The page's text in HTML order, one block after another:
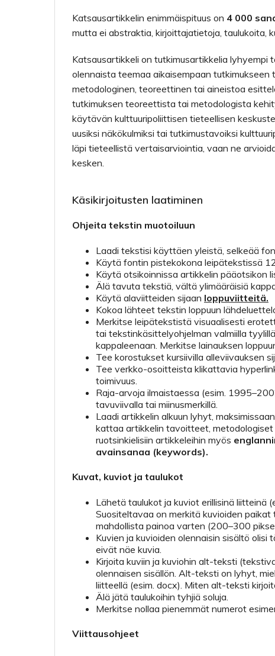
Katsausartikkelin enimmäispituus on 4 000
mutta ei abstraktia, kirjoittajatietoja, taulukoita,
Katsausartikkeli on tutkimusartikkelia lyhyempi
olennaista teemaa aikaisempaan
metodologinen, teoreettinen tai aineistoa
tutkimuksen teoreettista tai metodologista
käytävän kulttuuripoliittisen tieteellisen
uusiksi näkökulmiksi tai tutkimustavoiksi
läpi tieteellistä vertaisarviointia, vaan ne
kesken.
Käsikirjoitusten laatiminen
Ohjeita tekstin muotoiluun
Laadi tekstisi käyttäen yleistä, selkeää
Käytä fontin pistekokona leipätekstissä
Käytä otsikoinnissa artikkelin pääotsikon
Älä tavuta tekstiä, vältä ylimääräisiä
Käytä alaviitteiden sijaan loppuviitteitä.
Kokoa lähteet tekstin loppuun
Merkitse leipätekstistä visuaalisesti
tai tekstinkäsittelyohjelman valmiilla
kappaleenaan. Merkitse lainauksen
Tee korostukset kursiivilla alleviivauksen
Tee verkko-osoitteista klikattavia
toimivuus.
Raja-arvoja ilmaistaessa (esim.
tavuviivalla tai miinusmerkillä.
Laadi artikkelin alkuun lyhyt, maksimissaan
kattaa artikkelin tavoitteet,
ruotsinkielisiin artikkeleihin myös
avainsanaa (keywords).
Kuvat, kuviot ja taulukot
Lähetä taulukot ja kuviot erillisinä liitteinä
Suositeltavaa on merkitä kuvioiden paikat
mahdollista painoa varten (200–300
Kuvien ja kuvioiden olennaisin sisältö
eivät näe kuvia.
Kirjoita kuviin ja kuviohin alt-teksti
olennaisen sisällön. Alt-teksti on lyhyt,
liitteellä (esim. docx). Miten alt-teksti
Älä jätä taulukoihin tyhjiä soluja.
Merkitse nollaa pienemmät numerot
Viittausohjeet